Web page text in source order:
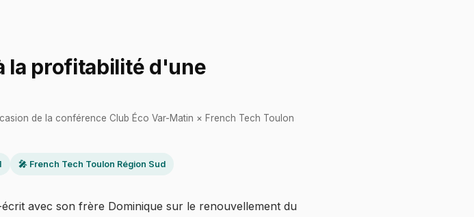
la profitabilité d'une
de la conférence Club Éco Var-Matin × French Tech Toulon
🎤 French Tech Toulon Région Sud
avec son frère Dominique sur le renouvellement du